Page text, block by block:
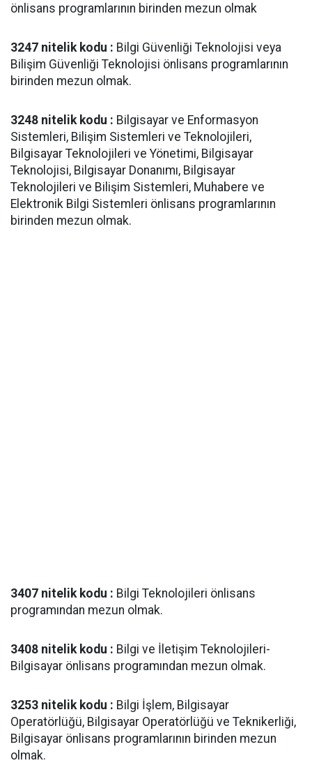
önlisans programlarının birinden mezun olmak
3247 nitelik kodu : Bilgi Güvenliği Teknolojisi veya
Bilişim Güvenliği Teknolojisi önlisans programlarının
birinden mezun olmak.
3248 nitelik kodu : Bilgisayar ve Enformasyon
Sistemleri, Bilişim Sistemleri ve Teknolojileri,
Bilgisayar Teknolojileri ve Yönetimi, Bilgisayar
Teknolojisi, Bilgisayar Donanımı, Bilgisayar
Teknolojileri ve Bilişim Sistemleri, Muhabere ve
Elektronik Bilgi Sistemleri önlisans programlarının
birinden mezun olmak.
3407 nitelik kodu : Bilgi Teknolojileri önlisans
programından mezun olmak.
3408 nitelik kodu : Bilgi ve İletişim Teknolojileri-
Bilgisayar önlisans programından mezun olmak.
3253 nitelik kodu : Bilgi İşlem, Bilgisayar
Operatörlüğü, Bilgisayar Operatörlüğü ve Teknikerliği,
Bilgisayar önlisans programlarının birinden mezun
olmak.